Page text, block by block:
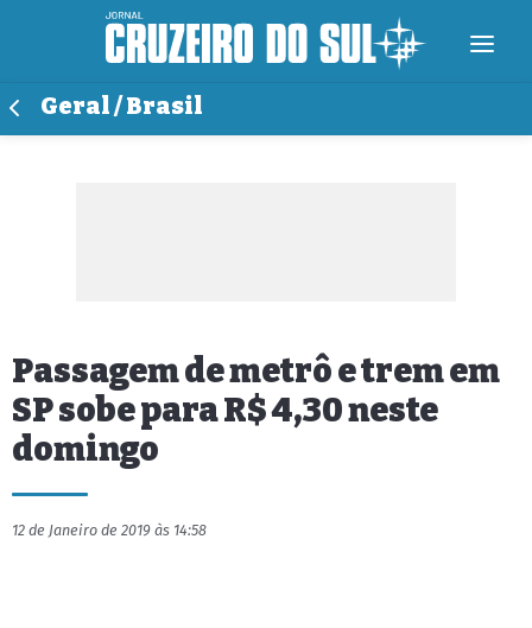
Geral / Brasil
Passagem de metrô e trem em
SP sobe para R$ 4,30 neste
domingo
12 de Janeiro de 2019 às 14:58